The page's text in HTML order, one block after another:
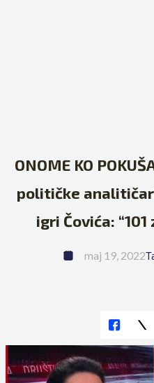
ONOME KO
političke
igri Čovića:
maj 19, 2022